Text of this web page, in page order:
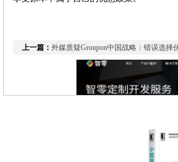
上一篇： 外媒质疑Groupon中国战略：错误选择